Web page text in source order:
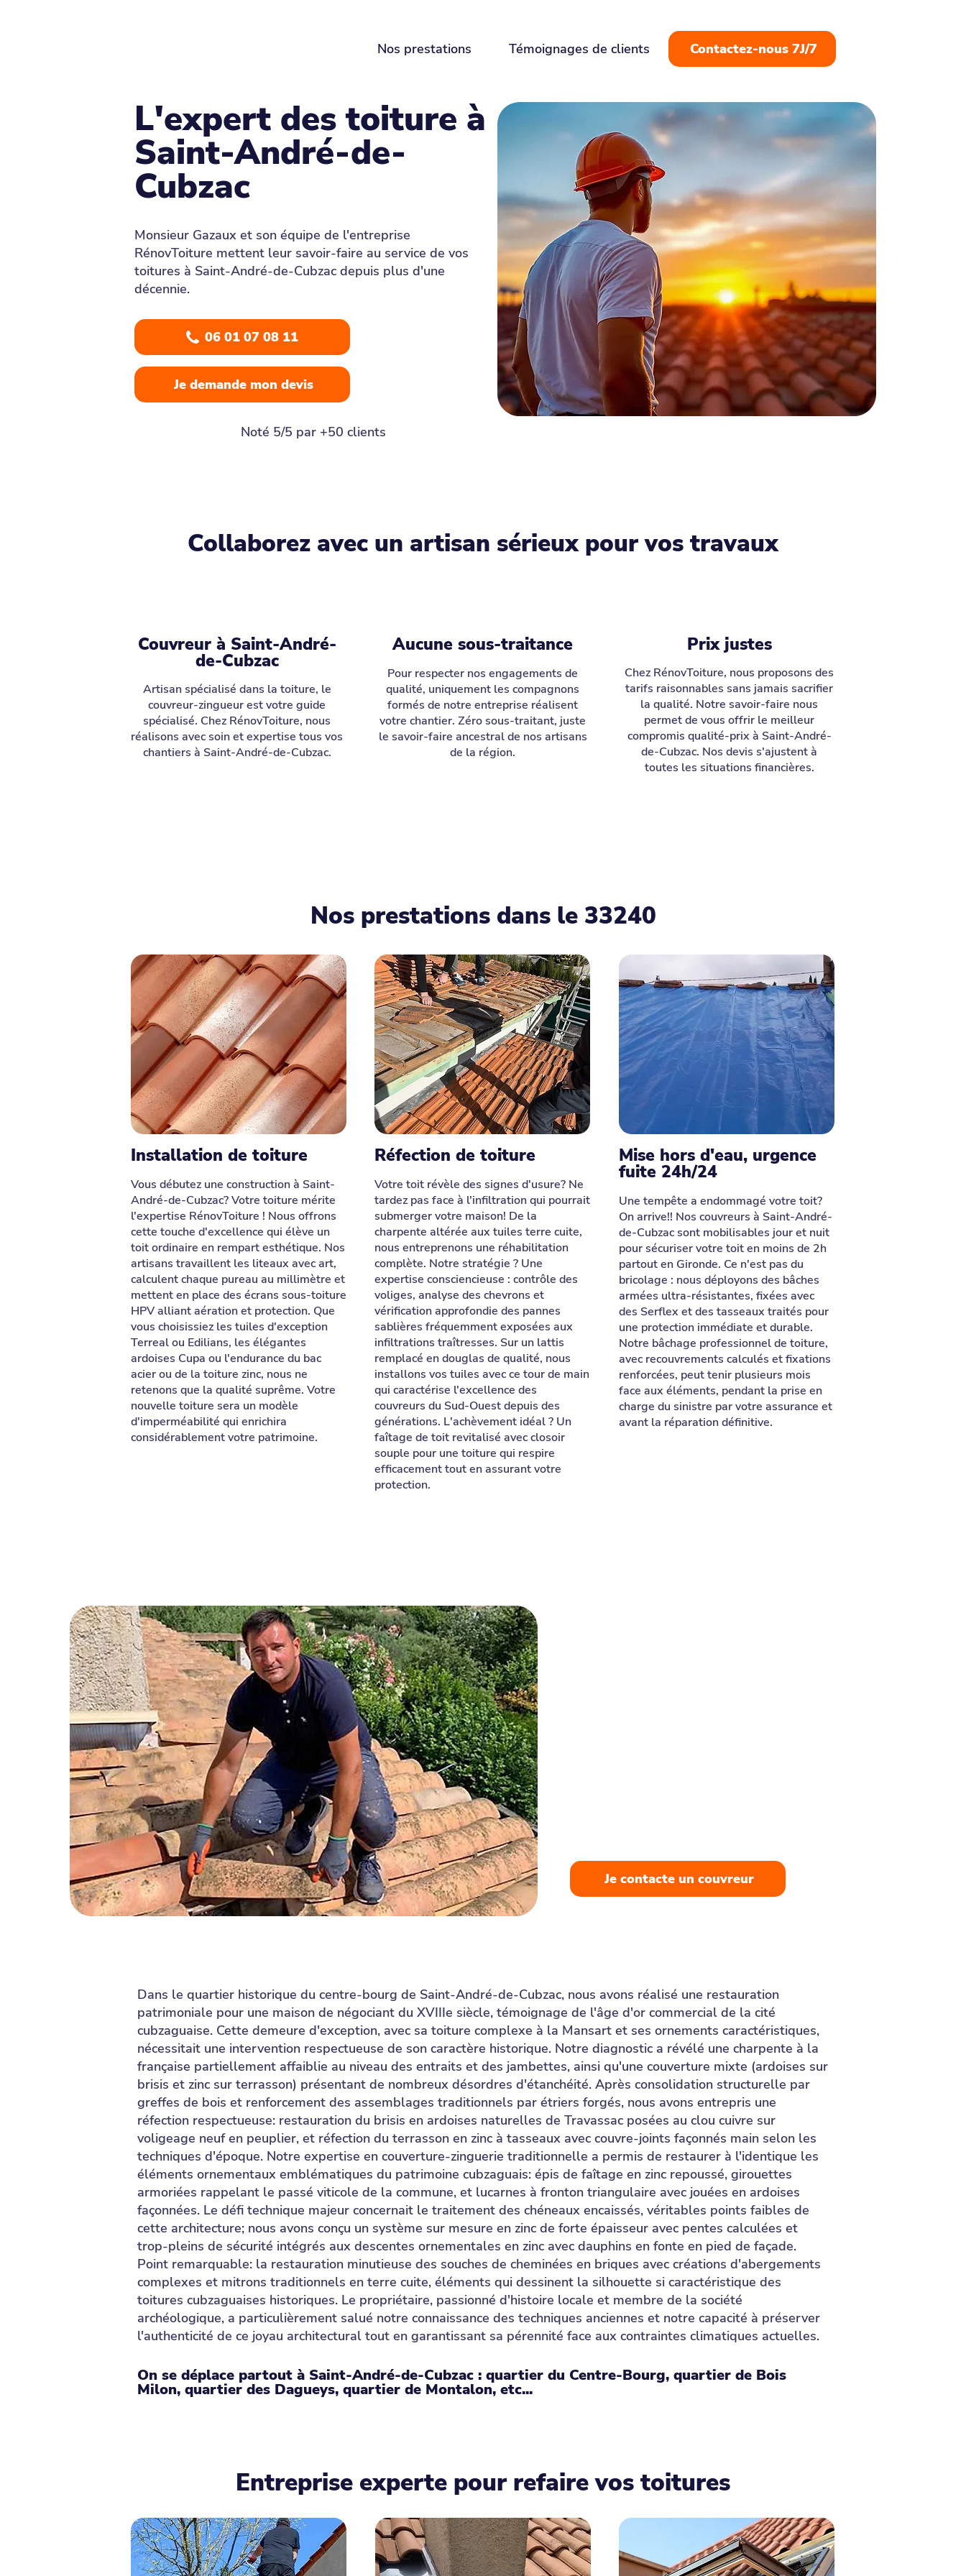
Nos prestations Témoignages de clients Contactez-nous 7J/7
L'expert des toiture à
Saint-André-de-
Cubzac
Monsieur Gazaux et son équipe de l'entreprise
RénovToiture mettent leur savoir-faire au service de vos
toitures à Saint-André-de-Cubzac depuis plus d'une
décennie.
06 01 07 08 11
Je demande mon devis
Noté 5/5 par +50 clients
Collaborez avec un artisan sérieux pour vos travaux
Couvreur à Saint-André-
de-Cubzac
Artisan spécialisé dans la toiture, le
couvreur-zingueur est votre guide
spécialisé. Chez RénovToiture, nous
réalisons avec soin et expertise tous vos
chantiers à Saint-André-de-Cubzac.
Aucune sous-traitance
Pour respecter nos engagements de
qualité, uniquement les compagnons
formés de notre entreprise réalisent
votre chantier. Zéro sous-traitant, juste
le savoir-faire ancestral de nos artisans
de la région.
Prix justes
Chez RénovToiture, nous proposons des
tarifs raisonnables sans jamais sacrifier
la qualité. Notre savoir-faire nous
permet de vous offrir le meilleur
compromis qualité-prix à Saint-André-
de-Cubzac. Nos devis s'ajustent à
toutes les situations financières.
Nos prestations dans le 33240
Installation de toiture
Vous débutez une construction à Saint-
André-de-Cubzac? Votre toiture mérite
l'expertise RénovToiture ! Nous offrons
cette touche d'excellence qui élève un
toit ordinaire en rempart esthétique. Nos
artisans travaillent les liteaux avec art,
calculent chaque pureau au millimètre et
mettent en place des écrans sous-toiture
HPV alliant aération et protection. Que
vous choisissiez les tuiles d'exception
Terreal ou Edilians, les élégantes
ardoises Cupa ou l'endurance du bac
acier ou de la toiture zinc, nous ne
retenons que la qualité suprême. Votre
nouvelle toiture sera un modèle
d'imperméabilité qui enrichira
considérablement votre patrimoine.
Réfection de toiture
Votre toit révèle des signes d'usure? Ne
tardez pas face à l'infiltration qui pourrait
submerger votre maison! De la
charpente altérée aux tuiles terre cuite,
nous entreprenons une réhabilitation
complète. Notre stratégie ? Une
expertise consciencieuse : contrôle des
voliges, analyse des chevrons et
vérification approfondie des pannes
sablières fréquemment exposées aux
infiltrations traîtresses. Sur un lattis
remplacé en douglas de qualité, nous
installons vos tuiles avec ce tour de main
qui caractérise l'excellence des
couvreurs du Sud-Ouest depuis des
générations. L'achèvement idéal ? Un
faîtage de toit revitalisé avec closoir
souple pour une toiture qui respire
efficacement tout en assurant votre
protection.
Mise hors d'eau, urgence
fuite 24h/24
Une tempête a endommagé votre toit?
On arrive!! Nos couvreurs à Saint-André-
de-Cubzac sont mobilisables jour et nuit
pour sécuriser votre toit en moins de 2h
partout en Gironde. Ce n'est pas du
bricolage : nous déployons des bâches
armées ultra-résistantes, fixées avec
des Serflex et des tasseaux traités pour
une protection immédiate et durable.
Notre bâchage professionnel de toiture,
avec recouvrements calculés et fixations
renforcées, peut tenir plusieurs mois
face aux éléments, pendant la prise en
charge du sinistre par votre assurance et
avant la réparation définitive.
Je contacte un couvreur
Dans le quartier historique du centre-bourg de Saint-André-de-Cubzac, nous avons réalisé une restauration
patrimoniale pour une maison de négociant du XVIIIe siècle, témoignage de l'âge d'or commercial de la cité
cubzaguaise. Cette demeure d'exception, avec sa toiture complexe à la Mansart et ses ornements caractéristiques,
nécessitait une intervention respectueuse de son caractère historique. Notre diagnostic a révélé une charpente à la
française partiellement affaiblie au niveau des entraits et des jambettes, ainsi qu'une couverture mixte (ardoises sur
brisis et zinc sur terrasson) présentant de nombreux désordres d'étanchéité. Après consolidation structurelle par
greffes de bois et renforcement des assemblages traditionnels par étriers forgés, nous avons entrepris une
réfection respectueuse: restauration du brisis en ardoises naturelles de Travassac posées au clou cuivre sur
voligeage neuf en peuplier, et réfection du terrasson en zinc à tasseaux avec couvre-joints façonnés main selon les
techniques d'époque. Notre expertise en couverture-zinguerie traditionnelle a permis de restaurer à l'identique les
éléments ornementaux emblématiques du patrimoine cubzaguais: épis de faîtage en zinc repoussé, girouettes
armoriées rappelant le passé viticole de la commune, et lucarnes à fronton triangulaire avec jouées en ardoises
façonnées. Le défi technique majeur concernait le traitement des chéneaux encaissés, véritables points faibles de
cette architecture; nous avons conçu un système sur mesure en zinc de forte épaisseur avec pentes calculées et
trop-pleins de sécurité intégrés aux descentes ornementales en zinc avec dauphins en fonte en pied de façade.
Point remarquable: la restauration minutieuse des souches de cheminées en briques avec créations d'abergements
complexes et mitrons traditionnels en terre cuite, éléments qui dessinent la silhouette si caractéristique des
toitures cubzaguaises historiques. Le propriétaire, passionné d'histoire locale et membre de la société
archéologique, a particulièrement salué notre connaissance des techniques anciennes et notre capacité à préserver
l'authenticité de ce joyau architectural tout en garantissant sa pérennité face aux contraintes climatiques actuelles.
On se déplace partout à Saint-André-de-Cubzac : quartier du Centre-Bourg, quartier de Bois
Milon, quartier des Dagueys, quartier de Montalon, etc...
Entreprise experte pour refaire vos toitures